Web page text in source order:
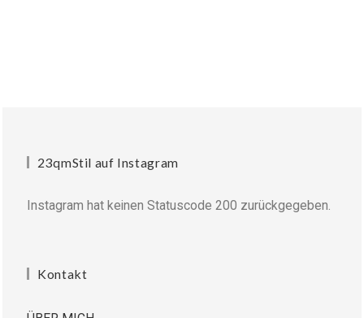
23qmStil auf Instagram
Instagram hat keinen Statuscode 200 zurückgegeben.
Kontakt